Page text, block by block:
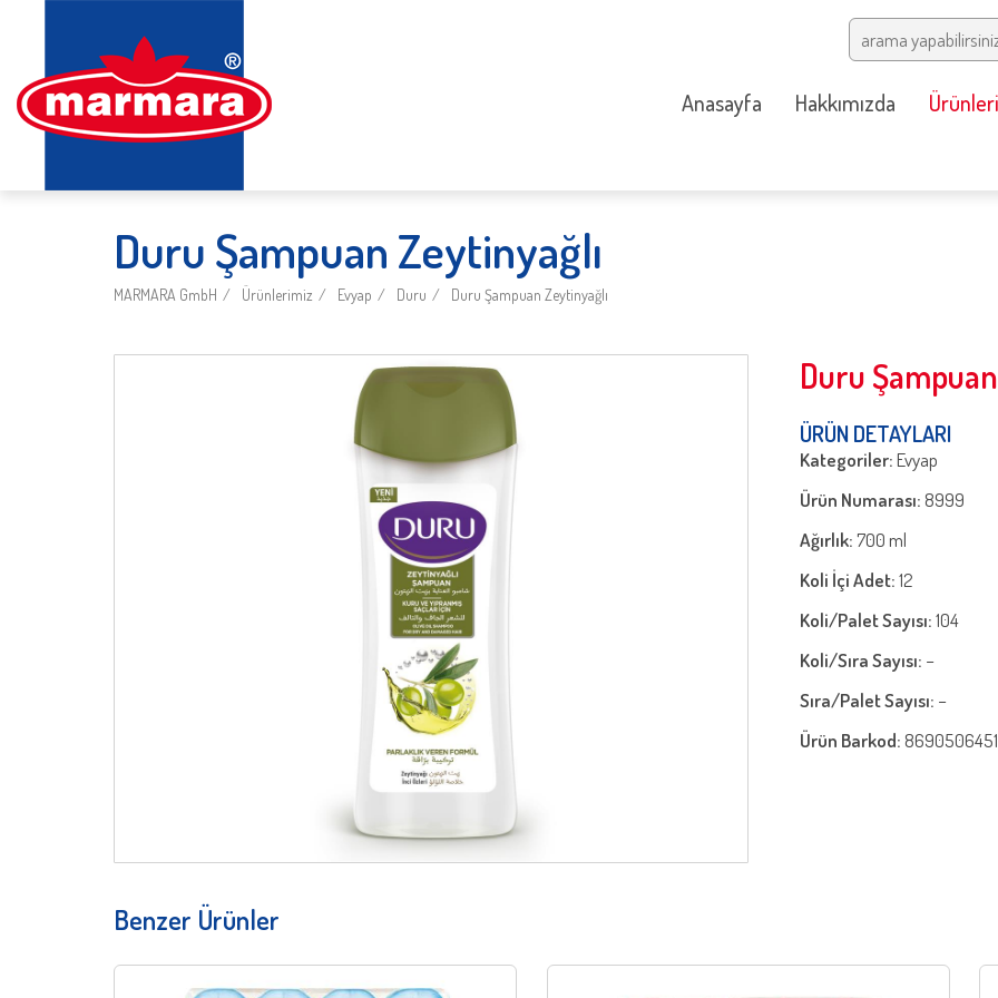
Anasayfa Hakkımızda
Duru Şampuan Zeytinyağlı
MARMARA GmbH Ürünlerimiz Evyap Duru Duru Şampuan Zeytinyağlı
Duru
ÜRÜN DETAYLARI
Kategoriler:Evyap
Ürün Numarası: 8999
Ağırlık:700 ml
Koli İçi Adet:12
Koli/Palet Sayısı:104
Koli/Sıra Sayısı: −
Sıra/Palet Sayısı: −
Ürün Barkod:
Benzer Ürünler